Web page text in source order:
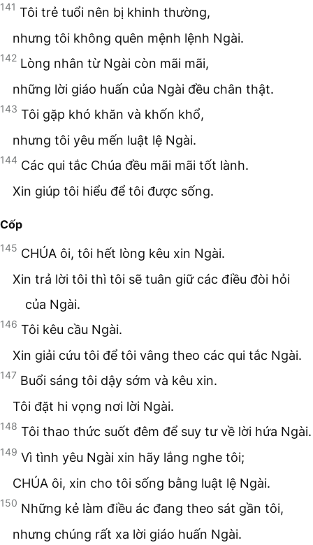
141 Tôi trẻ tuổi nên bị khinh thường,
nhưng tôi không quên mệnh lệnh Ngài.
142 Lòng nhân từ Ngài còn mãi mãi,
những lời giáo huấn của Ngài đều chân thật.
143 Tôi gặp khó khăn và khốn khổ,
nhưng tôi yêu mến luật lệ Ngài.
144 Các qui tắc Chúa đều mãi mãi tốt lành.
Xin giúp tôi hiểu để tôi được sống.
Cốp
145 CHÚA ôi, tôi hết lòng kêu xin Ngài.
Xin trả lời tôi thì tôi sẽ tuân giữ các điều đòi hỏi
của Ngài.
146 Tôi kêu cầu Ngài.
Xin giải cứu tôi để tôi vâng theo các qui tắc Ngài.
147 Buổi sáng tôi dậy sớm và kêu xin.
Tôi đặt hi vọng nơi lời Ngài.
148 Tôi thao thức suốt đêm để suy tư về lời hứa Ngài.
149 Vì tình yêu Ngài xin hãy lắng nghe tôi;
CHÚA ôi, xin cho tôi sống bằng luật lệ Ngài.
150 Những kẻ làm điều ác đang theo sát gần tôi,
nhưng chúng rất xa lời giáo huấn Ngài.